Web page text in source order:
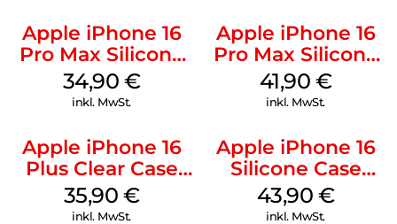
Apple iPhone 16
Pro Max Silicone
Case MagSafe
Denim
34,90 €
inkl. MwSt.
Apple iPhone 16
Pro Max Silicone
Case MagSafe
Ultramarine
41,90 €
inkl. MwSt.
Apple iPhone 16
Plus Clear Case
MagSafe
Transparent
35,90 €
inkl. MwSt.
Apple iPhone 16
Silicone Case
MagSafe Plum
43,90 €
inkl. MwSt.